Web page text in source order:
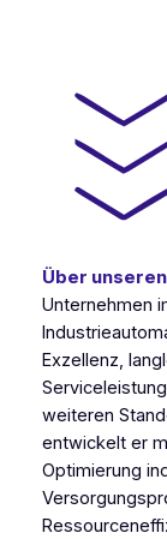
Über
Unternehmen
Exzellenz,
weiteren
entwickelt er
Optimierung